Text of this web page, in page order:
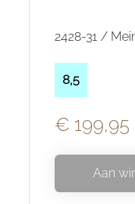
2428-31 /
8,5
€ 199,95
Aan